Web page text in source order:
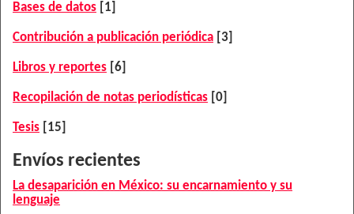
Bases de datos [1]
Contribución a publicación periódica [3]
Libros y reportes [6]
Recopilación de notas periodísticas [0]
Tesis [15]
Envíos recientes
La desaparición en México: su encarnamiento y su
lenguaje